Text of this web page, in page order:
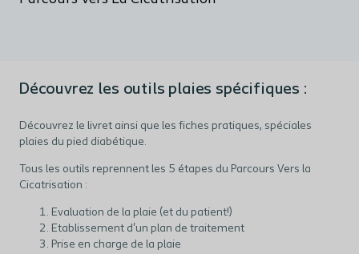
Découvrez les outils plaies spécifiques :
Découvrez le livret ainsi que les fiches pratiques, spéciales
plaies du pied diabétique.
Tous les outils reprennent les 5 étapes du Parcours Vers la
Cicatrisation :
Evaluation de la plaie (et du patient!)
Etablissement d'un plan de traitement
Prise en charge de la plaie